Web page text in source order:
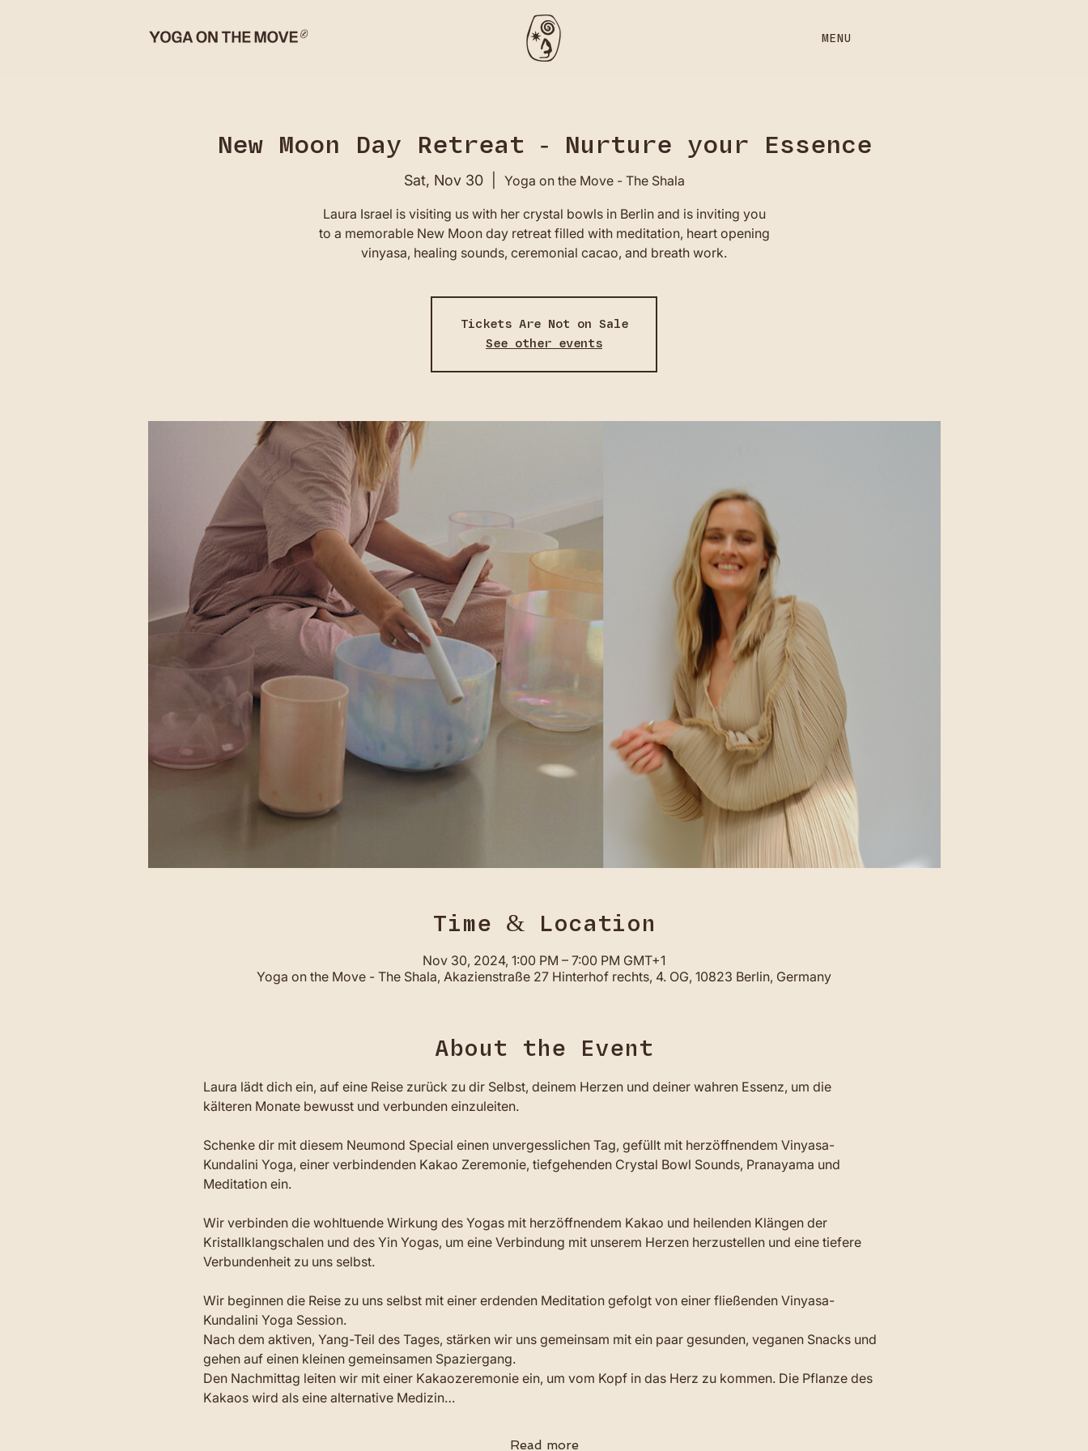
MENU
New Moon Day Retreat - Nurture your Essence
Sat, Nov 30
  |
Yoga on the Move - The Shala
Laura Israel is visiting us with her crystal bowls in Berlin and is inviting you
to a memorable New Moon day retreat filled with meditation, heart opening
vinyasa, healing sounds, ceremonial cacao, and breath work.
Tickets Are Not on Sale
See other events
Time & Location
Nov 30, 2024, 1:00 PM – 7:00 PM GMT+1
Yoga on the Move - The Shala, Akazienstraße 27 Hinterhof rechts, 4. OG, 10823 Berlin, Germany
About the Event
Laura lädt dich ein, auf eine Reise zurück zu dir Selbst, deinem Herzen und deiner wahren Essenz, um die
kälteren Monate bewusst und verbunden einzuleiten.
Schenke dir mit diesem Neumond Special einen unvergesslichen Tag, gefüllt mit herzöffnendem Vinyasa-
Kundalini Yoga, einer verbindenden Kakao Zeremonie, tiefgehenden Crystal Bowl Sounds, Pranayama und
Meditation ein.
Wir verbinden die wohltuende Wirkung des Yogas mit herzöffnendem Kakao und heilenden Klängen der
Kristallklangschalen und des Yin Yogas, um eine Verbindung mit unserem Herzen herzustellen und eine tiefere
Verbundenheit zu uns selbst.
Wir beginnen die Reise zu uns selbst mit einer erdenden Meditation gefolgt von einer fließenden Vinyasa-
Kundalini Yoga Session.
Nach dem aktiven, Yang-Teil des Tages, stärken wir uns gemeinsam mit ein paar gesunden, veganen Snacks und
gehen auf einen kleinen gemeinsamen Spaziergang.
Den Nachmittag leiten wir mit einer Kakaozeremonie ein, um vom Kopf in das Herz zu kommen. Die Pflanze des
Kakaos wird als eine alternative Medizin…
Read more